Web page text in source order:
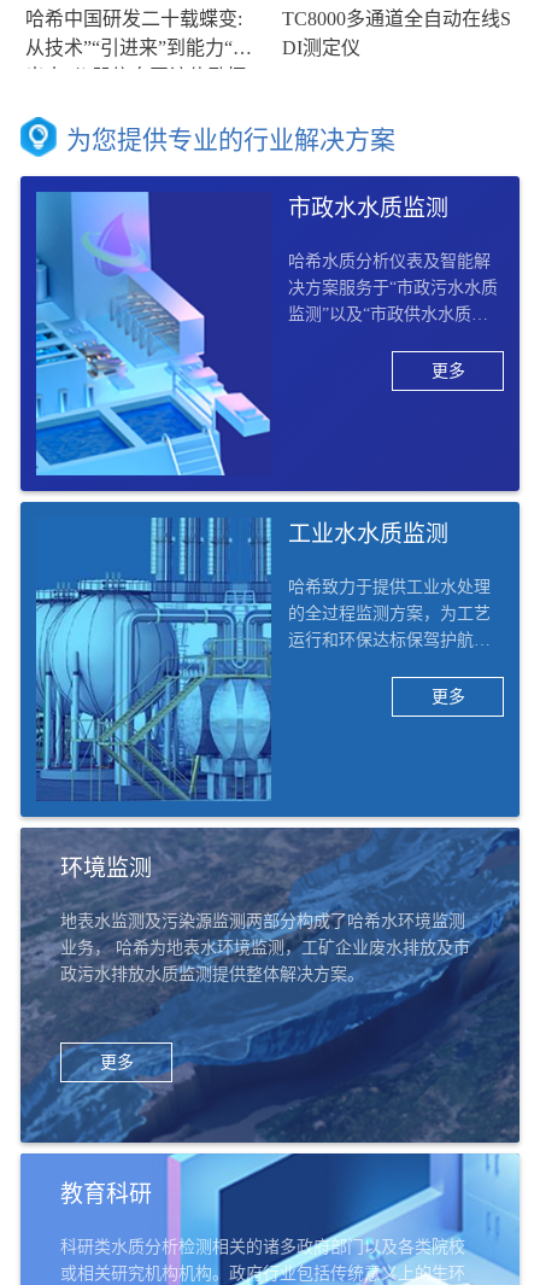
哈希中国研发二十载蝶变:
从技术”“引进来”到能力“走
中华区副总裁总经理秦晓培
TC8000多通道全自动在线S
DI测定仪
为您提供专业的行业解决方案
市政水水质监测
哈希水质分析仪表及智能解
决方案服务于“市政污水水质
监测”以及“市政供水水质监
水质监测“从源头到龙头”以
及市政污水水质监测“收集 –
更多
工业水水质监测
哈希致力于提供工业水处理
的全过程监测方案，为工艺
运行和环保达标保驾护航。
3个二级子行业，42个三级子
行业，例如化工、电力、矿
方案覆盖六大应用场景：除
盐水/脱盐水、凝结水回用、
汽水循环、循环冷却水、污
水处理及排口、实验室。
更多
环境监测
地表水监测及污染源监测两部分构成了哈希水环境监测
业务， 哈希为地表水环境监测，工矿企业废水排放及市
政污水排放水质监测提供整体解决方案。
更多
教育科研
科研类水质分析检测相关的诸多政府部门以及各类院校
或相关研究机构机构。政府行业包括传统意义上的生环